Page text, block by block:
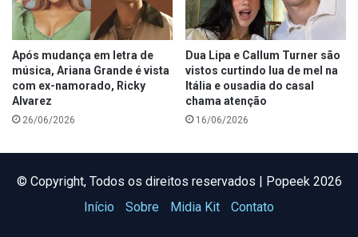
Após mudança em letra de
música, Ariana Grande é vista
com ex-namorado, Ricky
Alvarez
26/06/2026
Dua Lipa e Callum Turner são
vistos curtindo lua de mel na
Itália e ousadia do casal
chama atenção
16/06/2026
©️ Copyright, Todos os direitos reservados | Popeek 2026
Início
Sobre Midia Kit Contato